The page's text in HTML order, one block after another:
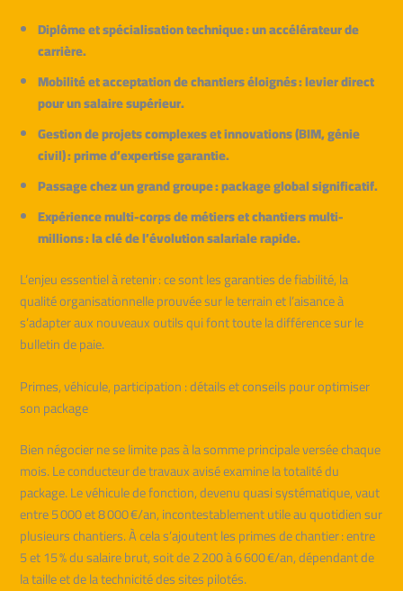
Diplôme et spécialisation technique : un accélérateur de
carrière.
Mobilité et acceptation de chantiers éloignés : levier direct
pour un salaire supérieur.
Gestion de projets complexes et innovations (BIM, génie
civil) : prime d’expertise garantie.
Passage chez un grand groupe : package global significatif.
Expérience multi-corps de métiers et chantiers multi-
millions : la clé de l’évolution salariale rapide.
L’enjeu essentiel à retenir : ce sont les garanties de fiabilité, la
qualité organisationnelle prouvée sur le terrain et l’aisance à
s’adapter aux nouveaux outils qui font toute la différence sur le
bulletin de paie.
Primes, véhicule, participation : détails et conseils pour optimiser
son package
Bien négocier ne se limite pas à la somme principale versée chaque
mois. Le conducteur de travaux avisé examine la totalité du
package. Le véhicule de fonction, devenu quasi systématique, vaut
entre 5 000 et 8 000 €/an, incontestablement utile au quotidien sur
plusieurs chantiers. À cela s’ajoutent les primes de chantier : entre
5 et 15 % du salaire brut, soit de 2 200 à 6 600 €/an, dépendant de
la taille et de la technicité des sites pilotés.